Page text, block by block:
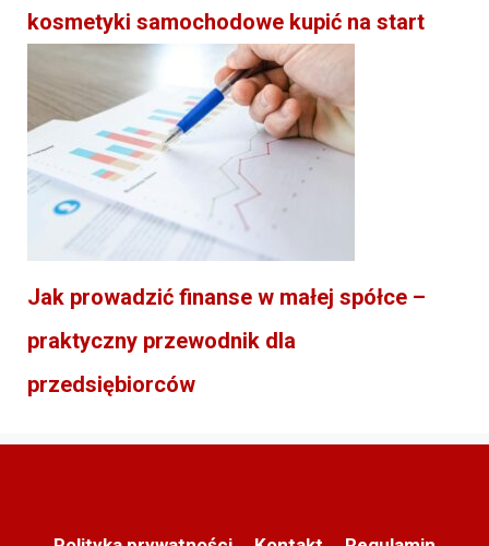
kosmetyki samochodowe kupić na start
Jak prowadzić finanse w małej spółce –
praktyczny przewodnik dla
przedsiębiorców